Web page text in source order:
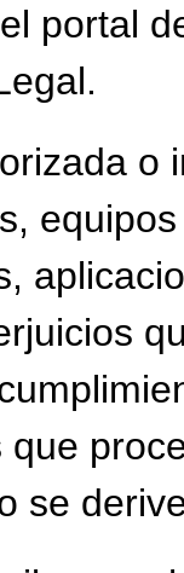
portal
o
se